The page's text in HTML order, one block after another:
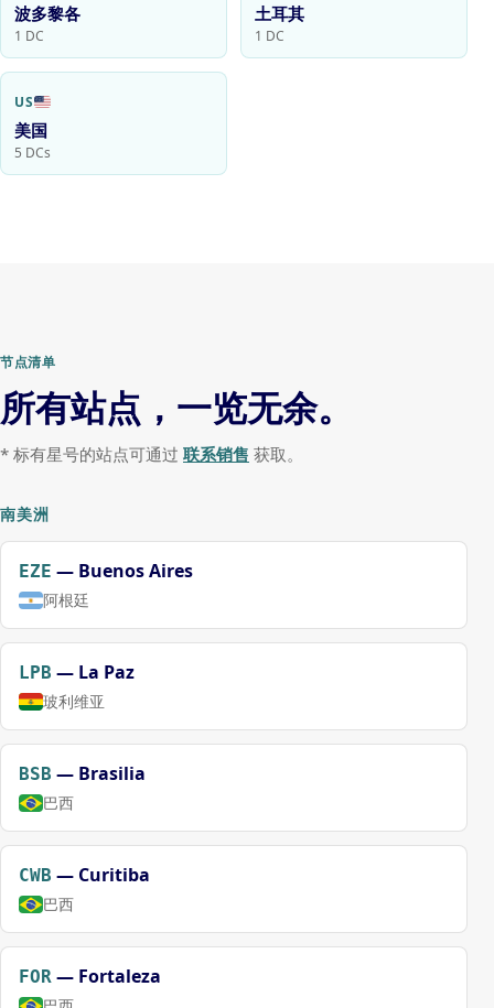
波多黎各
1 DC
土耳其
1 DC
US
美国
5 DCs
节点清单
所有站点，一览无余。
* 标有星号的站点可通过 联系销售 获取。
南美洲
EZE — Buenos Aires
阿根廷
LPB — La Paz
玻利维亚
BSB — Brasilia
巴西
CWB — Curitiba
巴西
FOR — Fortaleza